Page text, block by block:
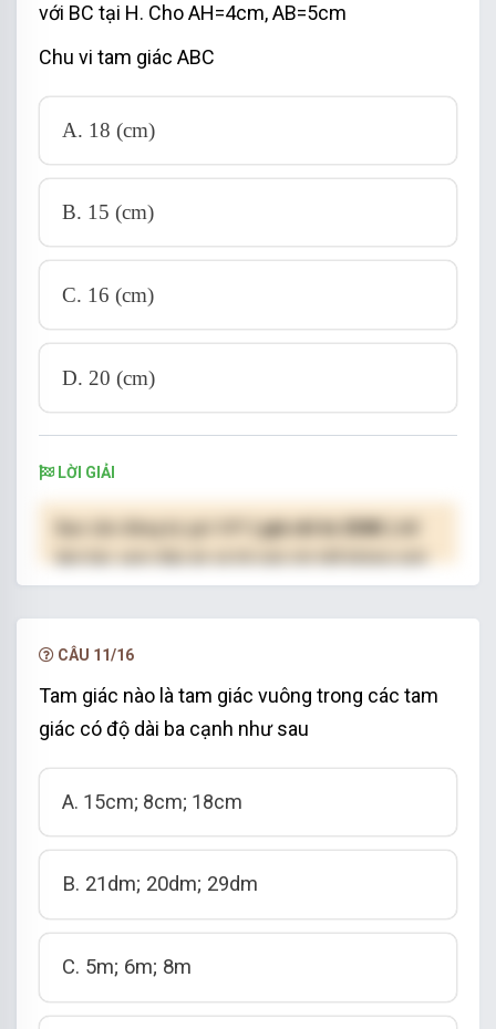
với BC tại H. Cho AH=4cm, AB=5cm
Chu vi tam giác ABC
A. 18 (cm)
B. 15 (cm)
C. 16 (cm)
D. 20 (cm)
LỜI GIẢI
( giá chỉ từ 250K )
làm bài, xem đáp án và lời giải chi tiết không giới
hạn.
CÂU 11/16
Tam giác nào là tam giác vuông trong các tam
giác có độ dài ba cạnh như sau
A. 15cm; 8cm; 18cm
B. 21dm; 20dm; 29dm
C. 5m; 6m; 8m